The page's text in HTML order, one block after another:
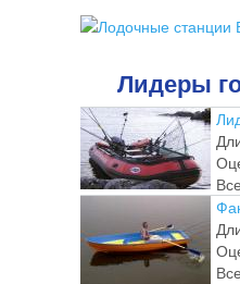
Лидеры